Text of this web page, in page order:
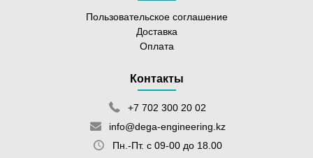
Пользовательское соглашение
Доставка
Оплата
Контакты
+7 702 300 20 02
info@dega-engineering.kz
Пн.-Пт. с 09-00 до 18.00